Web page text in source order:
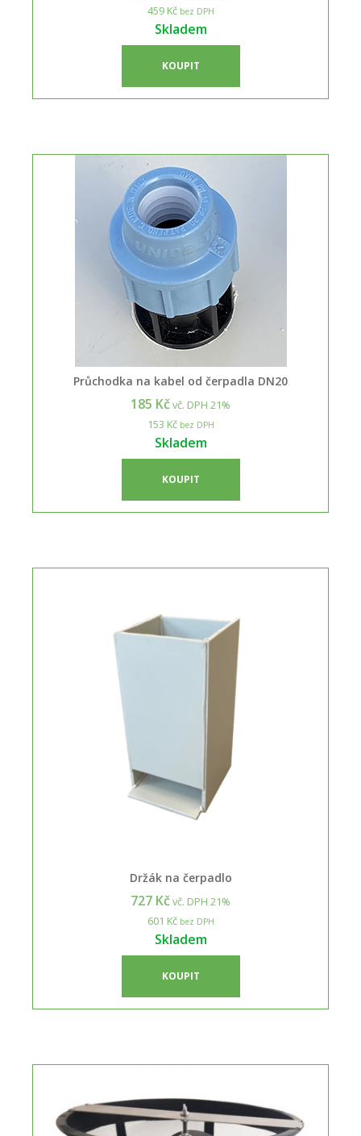
459 Kčbez DPH
Skladem
KOUPIT
Průchodka na kabel od čerpadla DN20
185 Kčvč. DPH 21%
153 Kčbez DPH
Skladem
KOUPIT
Držák na čerpadlo
727 Kčvč. DPH 21%
601 Kčbez DPH
Skladem
KOUPIT